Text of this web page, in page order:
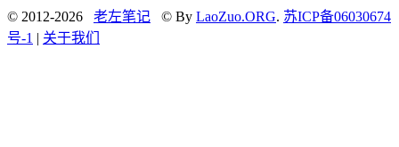
© 2012-2026 老左笔记 © By LaoZuo.ORG. 苏ICP备06030674
号-1 | 关于我们